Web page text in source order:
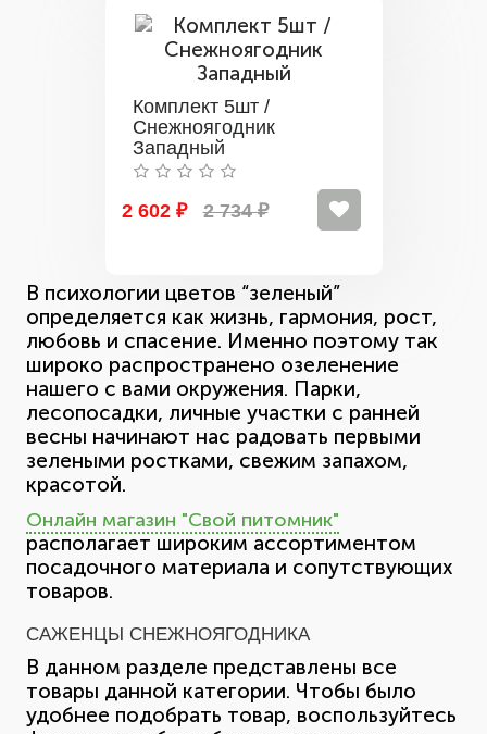
Комплект 5шт /
Снежноягодник
Западный
2 602 ₽ 2 734 ₽
В психологии цветов “зеленый”
определяется как жизнь, гармония, рост,
любовь и спасение. Именно поэтому так
широко распространено озеленение
нашего с вами окружения. Парки,
лесопосадки, личные участки с ранней
весны начинают нас радовать первыми
зелеными ростками, свежим запахом,
красотой.
Онлайн магазин "Свой питомник"
располагает широким ассортиментом
посадочного материала и сопутствующих
товаров.
САЖЕНЦЫ СНЕЖНОЯГОДНИКА
В данном разделе представлены все
товары данной категории. Чтобы было
удобнее подобрать товар, воспользуйтесь